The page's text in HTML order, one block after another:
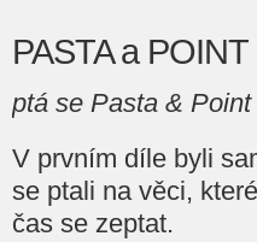
PASTA a POINT
ptá se Pasta & Point
V prvním díle byli
se ptali na věci,
čas se zeptat.